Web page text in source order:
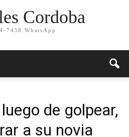
Cordoba
7458 WhatsApp
de golpear,
a su novia